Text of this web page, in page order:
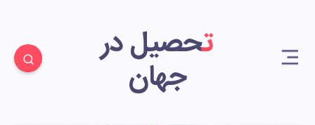
تحصیل در
جهان